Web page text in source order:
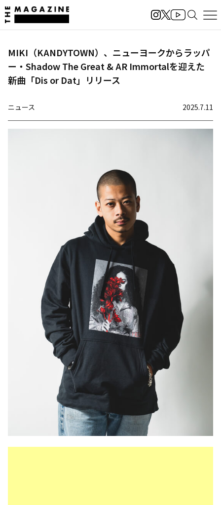
MIKI（KANDYTOWN）、ニューヨークからラッパ
ー・Shadow The Great & AR Immortalを迎えた
新曲「Dis or Dat」リリース
ニュース 2025.7.11